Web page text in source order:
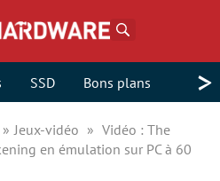
SSD Bons plans >
Jeux-vidéo
Vidéo : The
en émulation sur PC à 60